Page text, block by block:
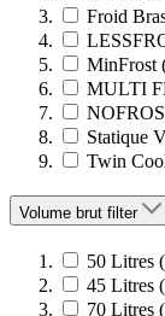
Froid
MinFrost
MULTI
Statique
Twin
Volume brut filter
50 Litres
45 Litres
70 Litres